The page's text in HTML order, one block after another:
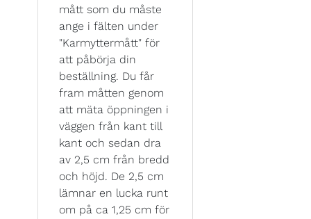
mått som du måste
ange i fälten under
"Karmyttermått" för
att påbörja din
beställning. Du får
fram måtten genom
att mäta öppningen i
väggen från kant till
kant och sedan dra
av 2,5 cm från bredd
och höjd. De 2,5 cm
lämnar en lucka runt
om på ca 1,25 cm för